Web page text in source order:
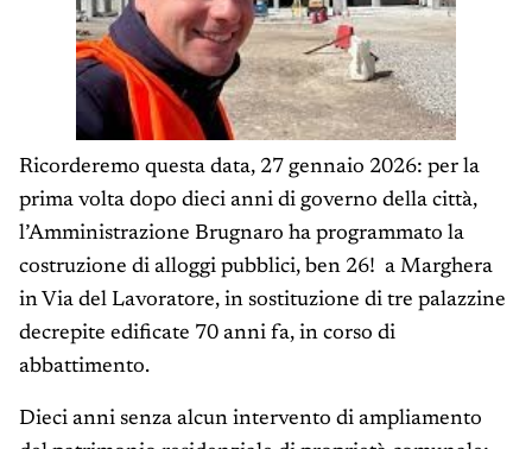
Ricorderemo questa data, 27 gennaio 2026: per la
prima volta dopo dieci anni di governo della città,
l’Amministrazione Brugnaro ha programmato la
costruzione di alloggi pubblici, ben 26! a Marghera
in Via del Lavoratore, in sostituzione di tre palazzine
decrepite edificate 70 anni fa, in corso di
abbattimento.
Dieci anni senza alcun intervento di ampliamento